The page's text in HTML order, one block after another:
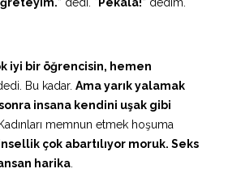
iyi bir öğrencisin, hemen
Bu kadar. Ama yarık yalamak
insana kendini uşak gibi
Kadınları memnun etmek hoşuma
çok abartılıyor moruk. Seks
harika